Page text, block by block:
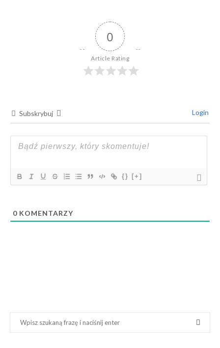
0
Article Rating
Subskrybuj Login
{} [+]
0 KOMENTARZY